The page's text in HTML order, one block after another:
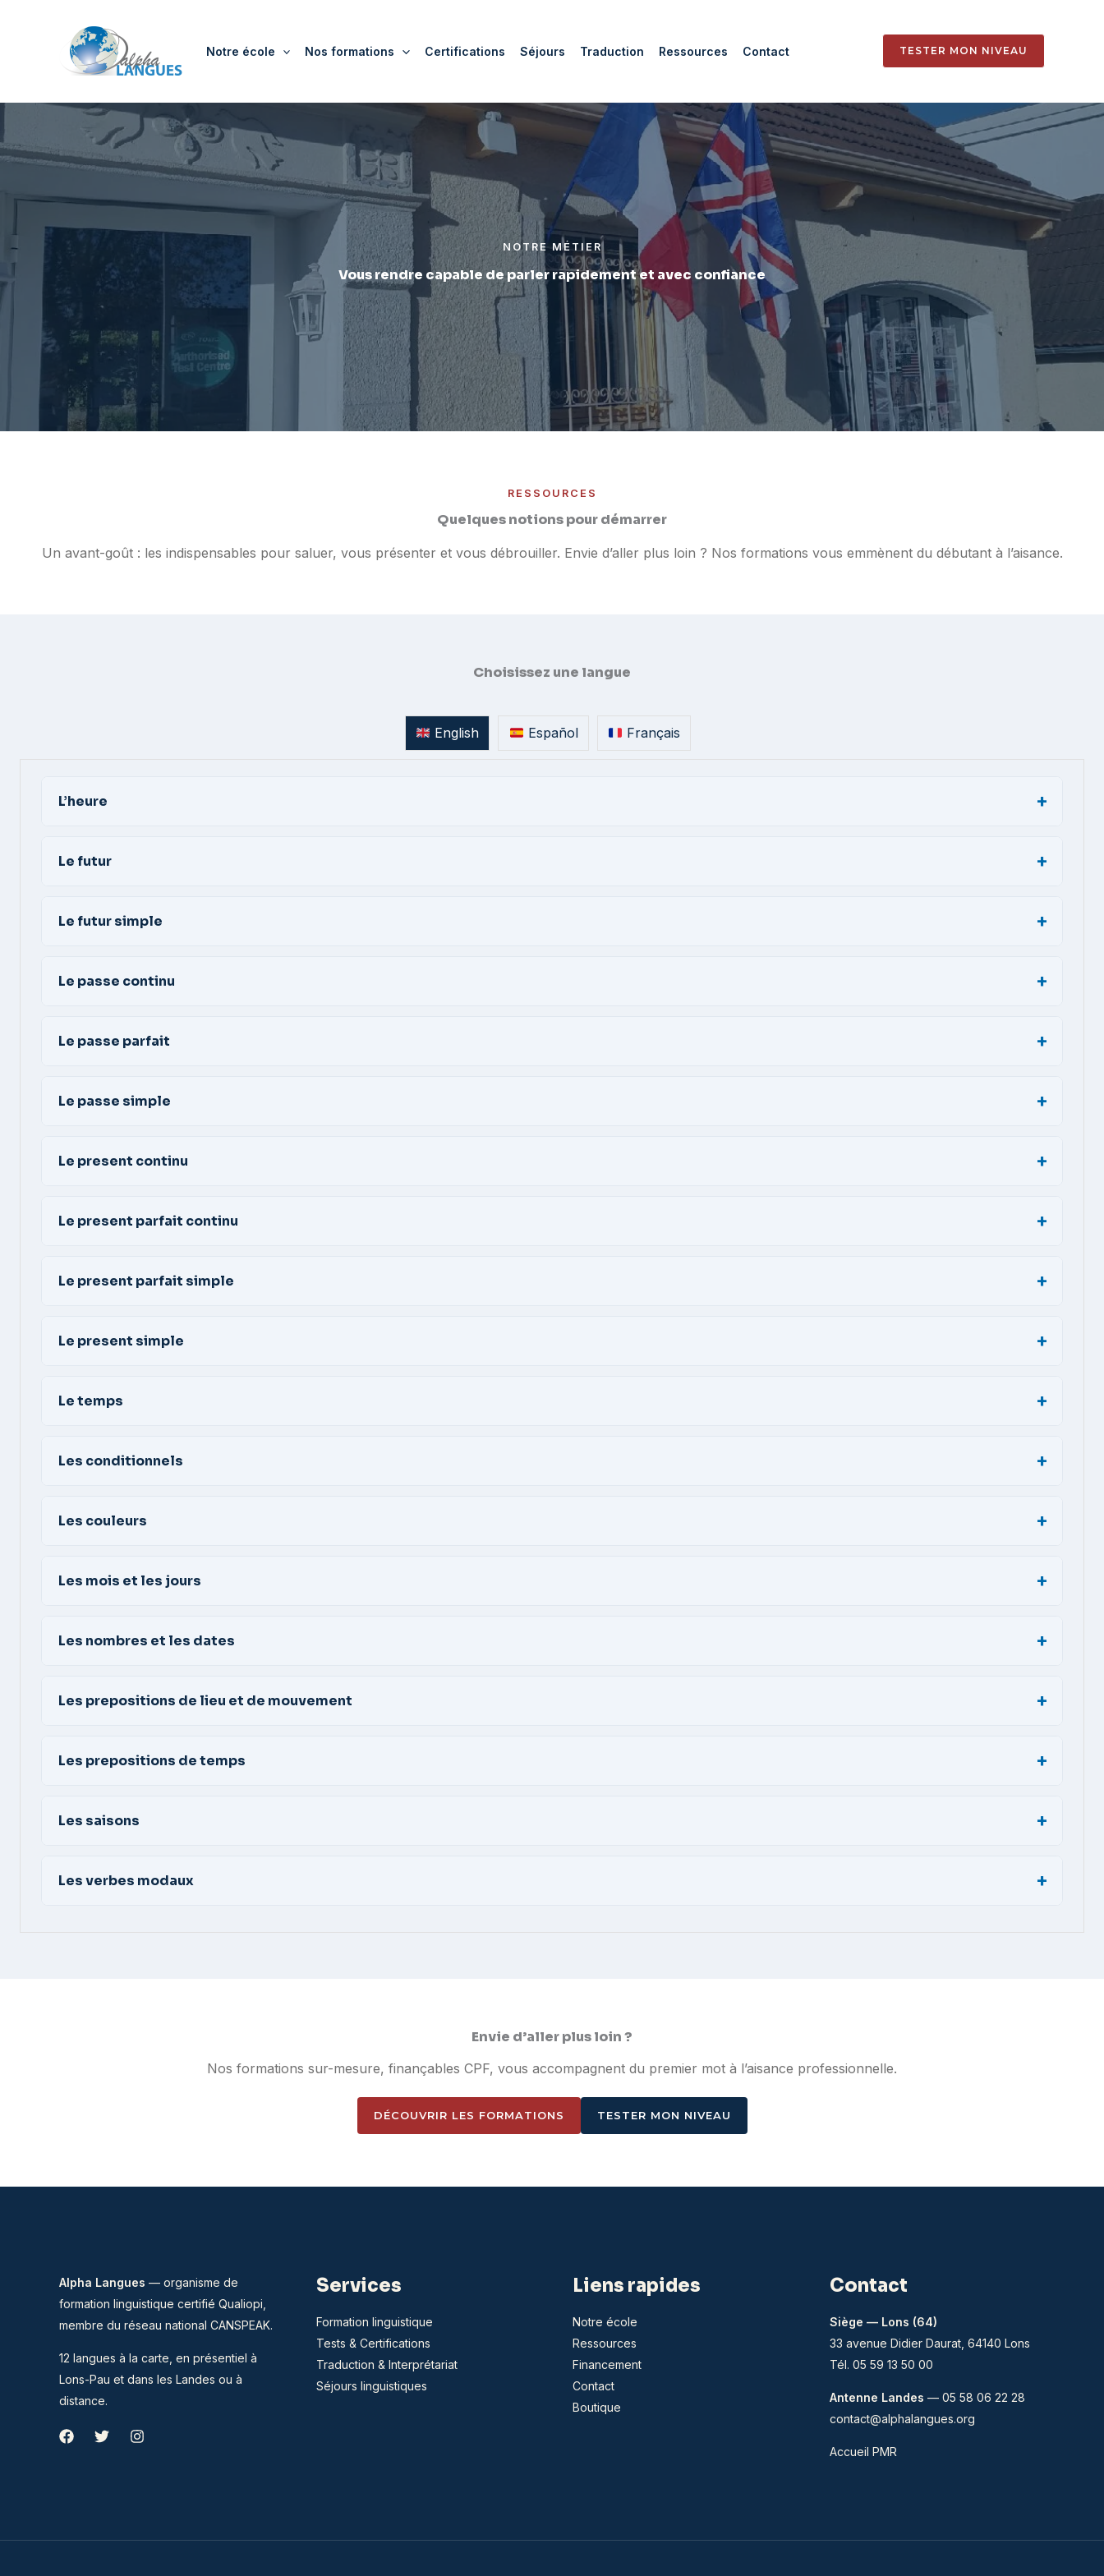
Notre école Nos formations Certifications Séjours Traduction Ressources Contact TESTER MON NIVEAU
NOTRE MÉTIER
Vous rendre capable de parler rapidement et avec confiance
RESSOURCES
Quelques notions pour démarrer
Un avant-goût : les indispensables pour saluer, vous présenter et vous débrouiller. Envie d’aller plus loin ? Nos formations vous emmènent du débutant à l’aisance.
Choisissez une langue
English Español Français
L’heure
Le futur
Le futur simple
Le passe continu
Le passe parfait
Le passe simple
Le present continu
Le present parfait continu
Le present parfait simple
Le present simple
Le temps
Les conditionnels
Les couleurs
Les mois et les jours
Les nombres et les dates
Les prepositions de lieu et de mouvement
Les prepositions de temps
Les saisons
Les verbes modaux
Envie d’aller plus loin ?
Nos formations sur-mesure, finançables CPF, vous accompagnent du premier mot à l’aisance professionnelle.
DÉCOUVRIR LES FORMATIONS TESTER MON NIVEAU
Alpha Langues — organisme de
formation linguistique certifié Qualiopi,
membre du réseau national CANSPEAK.
12 langues à la carte, en présentiel à
Lons-Pau et dans les Landes ou à
distance.
Services
Formation linguistique
Tests & Certifications
Traduction & Interprétariat
Séjours linguistiques
Liens rapides
Notre école
Ressources
Financement
Contact
Boutique
Contact
Siège — Lons (64)
33 avenue Didier Daurat, 64140 Lons
Tél. 05 59 13 50 00
Antenne Landes — 05 58 06 22 28
contact@alphalangues.org
Accueil PMR